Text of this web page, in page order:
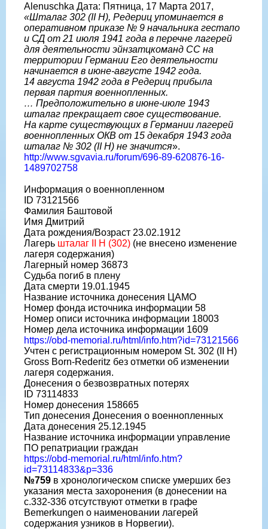
Alenuschka Дата: Пятница, 17 Марта 2017,
«Шталаг 302 (II H), Редериц упоминается в
оперативном приказе № 9 начальника гестапо
и СД от 21 июля 1941 года в перечне лагерей
для деятельности эйнзатцкоманд СС на
территории Германии Его деятельности
начинается в июне-августе 1942 года.
14 августа 1942 года в Редериц прибыла
первая партия военнопленных.
… Предположительно в июне-июле 1943
шталаг прекращает свое существование.
На карте существующих в Германии лагерей
военнопленных ОКВ от 15 декабря 1943 года
шталаг № 302 (II H) не значится».
http://www.sgvavia.ru/forum/696-89-620876-16-
1489702758
Информация о военнопленном
ID 73121566
Фамилия Баштовой
Имя Дмитрий
Дата рождения/Возраст 23.02.1912
Лагерь шталаг II H (302) (не внесено изменение
лагеря содержания)
Лагерный номер 36873
Судьба погиб в плену
Дата смерти 19.01.1945
Название источника донесения ЦАМО
Номер фонда источника информации 58
Номер описи источника информации 18003
Номер дела источника информации 1609
https://obd-memorial.ru/html/info.htm?id=73121566
Учтен с регистрационным номером St. 302 (II H)
Gross Born-Rederitz без отметки об изменении
лагеря содержания.
Донесения о безвозвратных потерях
ID 73114833
Номер донесения 158665
Тип донесения Донесения о военнопленных
Дата донесения 25.12.1945
Название источника информации управление
ПО репатриации граждан
https://obd-memorial.ru/html/info.htm?
id=73114833&p=336
№759 в хронологическом списке умерших без
указания места захоронения (в донесении на
с.332-336 отсутствуют отметки в графе
Bemerkungen о наименовании лагерей
содержания узников в Норвегии).